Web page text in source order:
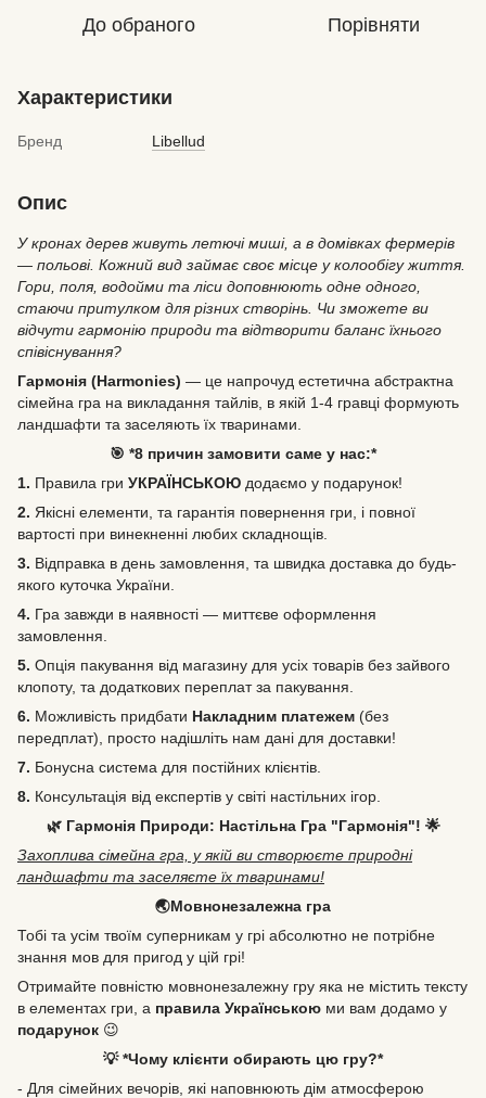
До обраного Порівняти
Характеристики
Бренд Libellud
Опис
У кронах дерев живуть летючі миші, а в домівках фермерів
— польові. Кожний вид займає своє місце у колообігу життя.
Гори, поля, водойми та ліси доповнюють одне одного,
стаючи притулком для різних створінь. Чи зможете ви
відчути гармонію природи та відтворити баланс їхнього
співіснування?
Гармонія (Harmonies) — це напрочуд естетична абстрактна
сімейна гра на викладання тайлів, в якій 1-4 гравці формують
ландшафти та заселяють їх тваринами.
🎯 *8 причин замовити саме у нас:*
1. Правила гри УКРАЇНСЬКОЮ додаємо у подарунок!
2. Якісні елементи, та гарантія повернення гри, і повної
вартості при винекненні любих складнощів.
3. Відправка в день замовлення, та швидка доставка до будь-
якого куточка України.
4. Гра завжди в наявності — миттєве оформлення
замовлення.
5. Опція пакування від магазину для усіх товарів без зайвого
клопоту, та додаткових переплат за пакування.
6. Можливість придбати Накладним платежем (без
передплат), просто надішліть нам дані для доставки!
7. Бонусна система для постійних клієнтів.
8. Консультація від експертів у світі настільних ігор.
🌿 Гармонія Природи: Настільна Гра "Гармонія"! 🌟
Захоплива сімейна гра, у якій ви створюєте природні
ландшафти та заселяєте їх тваринами!
🌏Мовнонезалежна гра
Тобі та усім твоїм суперникам у грі абсолютно не потрібне
знання мов для пригод у цій грі!
Отримайте повністю мовнонезалежну гру яка не містить тексту
в елементах гри, а правила Українською ми вам додамо у
подарунок 😉
💡 *Чому клієнти обирають цю гру?*
- Для сімейних вечорів, які наповнюють дім атмосферою